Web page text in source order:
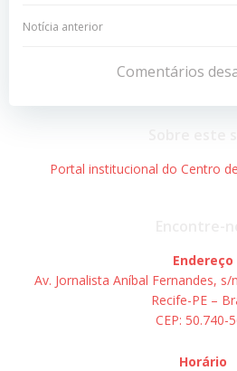
Navegação
Post
Notícia anterior
Comentários
Portal institucional do Centro
Endereço
Av. Jornalista Aníbal Fernandes,
Recife-PE –
CEP: 50.740-
Horário